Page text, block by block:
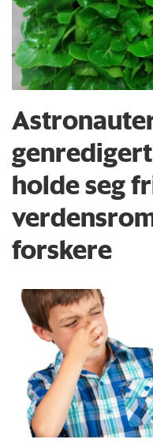
holde seg
forskere